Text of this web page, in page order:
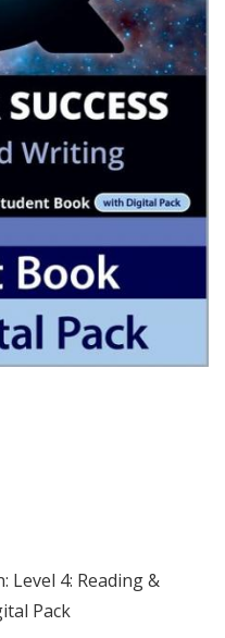
Level 4: Reading &
Pack